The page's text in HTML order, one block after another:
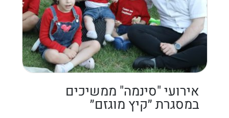
אירועי "סינמה" ממשיכים
במסגרת ״קיץ מוגזם״